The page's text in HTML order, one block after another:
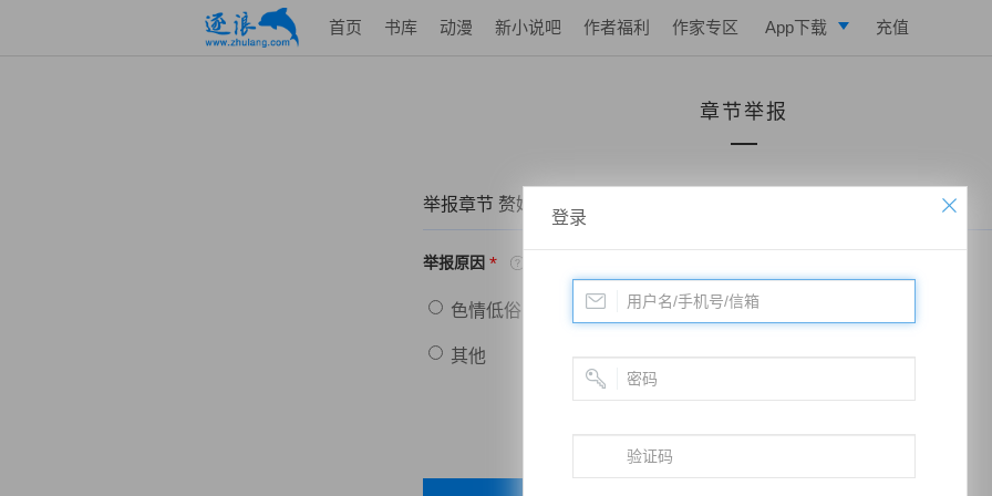
首页 书库 动漫 新小说吧 作者福利 作家专区 App下载
写作助手
充值
章节举报
举报章节 赘婿当道：和老婆荒岛求生的日子——第一百五十一章 鲸鱼
举报原因 *
色情低俗 政治敏感 暴力低俗
其他
登录